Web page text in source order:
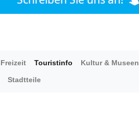
Freizeit Touristinfo Kultur & Museen
Stadtteile